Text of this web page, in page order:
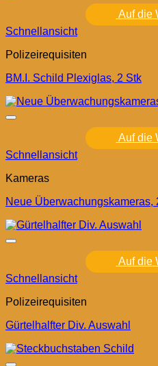
Auf die
Schnellansicht
Polizeirequisiten
BM.I. Schild Plexiglas, 2 Stk
Auf die
Schnellansicht
Kameras
Neue Überwachungskameras,
Auf die
Schnellansicht
Polizeirequisiten
Gürtelhalfter Div. Auswahl